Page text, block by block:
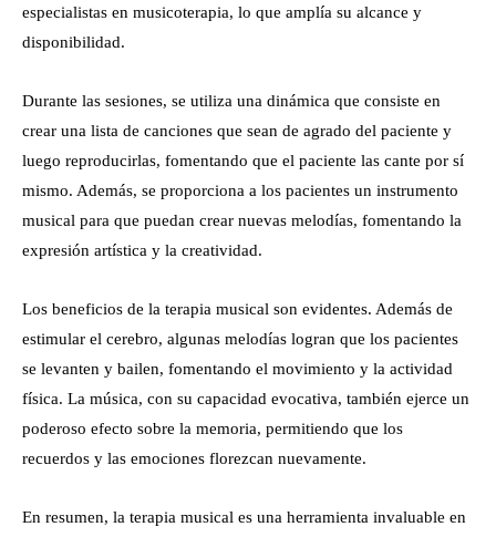
especialistas en musicoterapia, lo que amplía su alcance y
disponibilidad.
Durante las sesiones, se utiliza una dinámica que consiste en
crear una lista de canciones que sean de agrado del paciente y
luego reproducirlas, fomentando que el paciente las cante por sí
mismo. Además, se proporciona a los pacientes un instrumento
musical para que puedan crear nuevas melodías, fomentando la
expresión artística y la creatividad.
Los beneficios de la terapia musical son evidentes. Además de
estimular el cerebro, algunas melodías logran que los pacientes
se levanten y bailen, fomentando el movimiento y la actividad
física. La música, con su capacidad evocativa, también ejerce un
poderoso efecto sobre la memoria, permitiendo que los
recuerdos y las emociones florezcan nuevamente.
En resumen, la terapia musical es una herramienta invaluable en